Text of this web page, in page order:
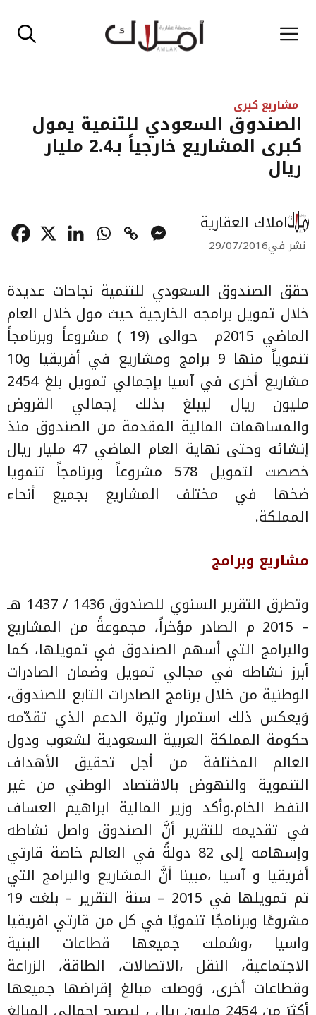
إلى القائمة
مشاريع كبرى
الصندوق السعودي للتنمية يمول
كبرى المشاريع خارجياً بـ2.4 مليار
ريال
املاك العقارية
نشر في29/07/2016
حقق الصندوق السعودي للتنمية نجاحات عديدة
خلال تمويل برامجه الخارجية حيث مول خلال العام
الماضي 2015م
حوالى (19 ) مشروعاً وبرنامجاً
تنموياً منها 9 برامج ومشاريع في أفريقيا و10
مشاريع أخرى في آسيا بإجمالي تمويل بلغ 2454
مليون ريال ليبلغ بذلك إجمالي القروض
والمساهمات المالية المقدمة من الصندوق منذ
إنشائه وحتى نهاية العام الماضي 47 مليار ريال
خصصت لتمويل 578 مشروعاً وبرنامجاً تنمويا
ًضخها في مختلف المشاريع بجميع أنحاء
المملكة.
مشاريع وبرامج
وتطرق التقرير السنوي للصندوق 1436 / 1437 هـ
– 2015 م الصادر مؤخراً، مجموعةً من المشاريع
والبرامج التي أسهم الصندوق في تمويلها، كما
أبرز نشاطه في مجالي تمويل وضمان الصادرات
الوطنية من خلال برنامج الصادرات التابع للصندوق،
وَيعكس ذلك استمرار وتيرة الدعم الذي تقدّمه
حكومة المملكة العربية السعودية لشعوب ودول
العالم المختلفة من أجل تحقيق الأهداف
التنموية والنهوض بالاقتصاد الوطني من غير
النفط الخام.وأكد وزير المالية ابراهيم العساف
في تقديمه للتقرير أنَّ الصندوق واصل نشاطه
وإسهامه إلى 82 دولةً في العالم خاصة قارتي
أفريقيا و آسيا ،مبينا أنَّ المشاريع والبرامج التي
تم تمويلها في 2015 – سنة التقرير – بلغت 19
مشروعًا وبرنامجًا تنمويًا في كل من قارتي افريقيا
واسيا ،وشملت جميعها قطاعات البنية
الاجتماعية، النقل ،الاتصالات، الطاقة، الزراعة
وقطاعات أخرى، وَوصلت مبالغ إقراضها جميعها